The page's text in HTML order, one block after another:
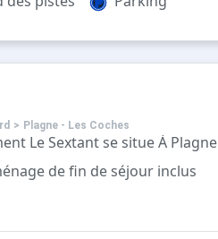
> Plagne - Les Coches
Le Sextant se situe À Plagne
de fin de séjour inclus
:
lits simples avec lit gigogne et